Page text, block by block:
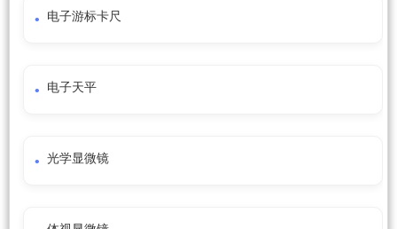
电子游标卡尺
电子天平
光学显微镜